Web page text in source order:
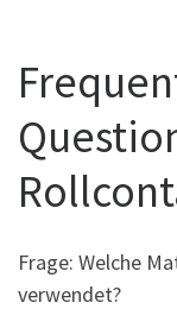
Frage: Welche
verwendet?